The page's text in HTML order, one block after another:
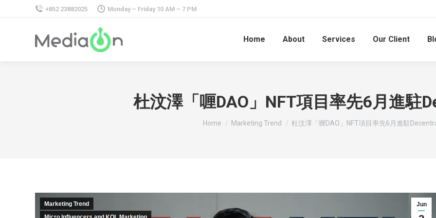
+852 23882025 Monday – Friday 10 AM – 7 PM
Home About Services Our Client
杜汶澤「喱DAO」NFT項目率先6月進駐
You are here:
Home Marketing Trend 杜汶澤「喱DAO」NFT項目率先6月進駐
Jun
Marketing Trend